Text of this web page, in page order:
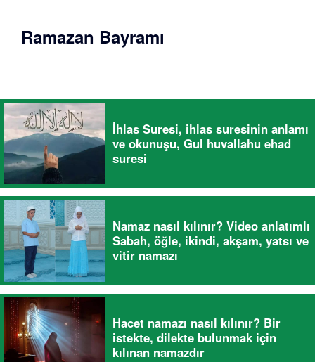
Ramazan Bayramı
İhlas Suresi, ihlas suresinin anlamı
ve okunuşu, Gul huvallahu ehad
suresi
Namaz nasıl kılınır? Video anlatımlı
Sabah, öğle, ikindi, akşam, yatsı ve
vitir namazı
Hacet namazı nasıl kılınır? Bir
istekte, dilekte bulunmak için
kılınan namazdır